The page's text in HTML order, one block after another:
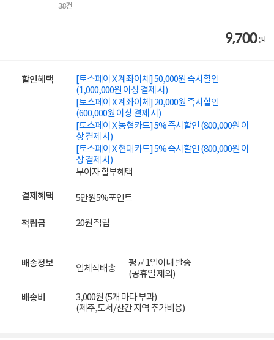
38건
9,700원
할인혜택
[토스페이 X 계좌이체] 50,000원 즉시할인
(1,000,000원 이상 결제 시)
[토스페이 X 계좌이체] 20,000원 즉시할인
(600,000원 이상 결제 시)
[토스페이 X 농협카드] 5% 즉시할인 (800,000원 이
상 결제 시)
[토스페이 X 현대카드] 5% 즉시할인 (800,000원 이
상 결제 시)
무이자 할부혜택
결제혜택 5만원5%포인트
적립금 20원 적립
배송정보 업체직배송
평균 1일이내 발송
(공휴일 제외)
배송비
3,000원 (5개 마다 부과)
(제주,도서/산간 지역 추가비용)